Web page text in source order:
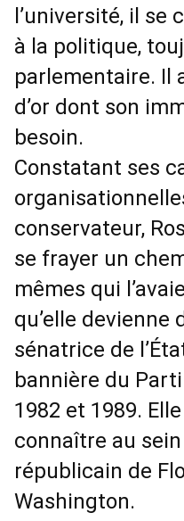
l’université, il se
à la politique,
parlementaire. Il
d’or dont son
besoin.
Constatant ses
conservateur,
se frayer un
mêmes qui
qu’elle devienne
sénatrice de
bannière du
1982 et 1989.
connaître au
républicain de
Washington.